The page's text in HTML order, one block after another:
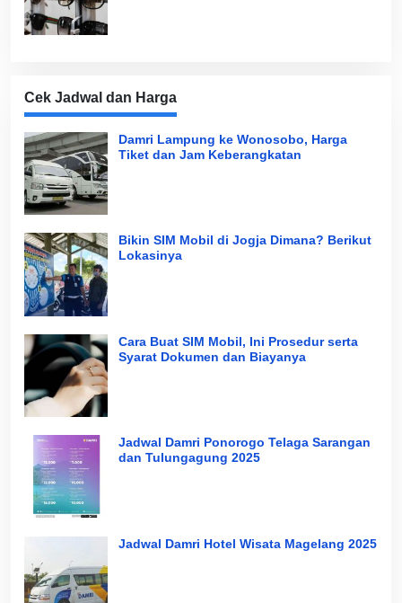
Cek Jadwal dan Harga
Damri Lampung ke Wonosobo, Harga
Tiket dan Jam Keberangkatan
Bikin SIM Mobil di Jogja Dimana? Berikut
Lokasinya
Cara Buat SIM Mobil, Ini Prosedur serta
Syarat Dokumen dan Biayanya
Jadwal Damri Ponorogo Telaga Sarangan
dan Tulungagung 2025
Jadwal Damri Hotel Wisata Magelang 2025